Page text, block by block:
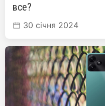
все?
30 січня 2024